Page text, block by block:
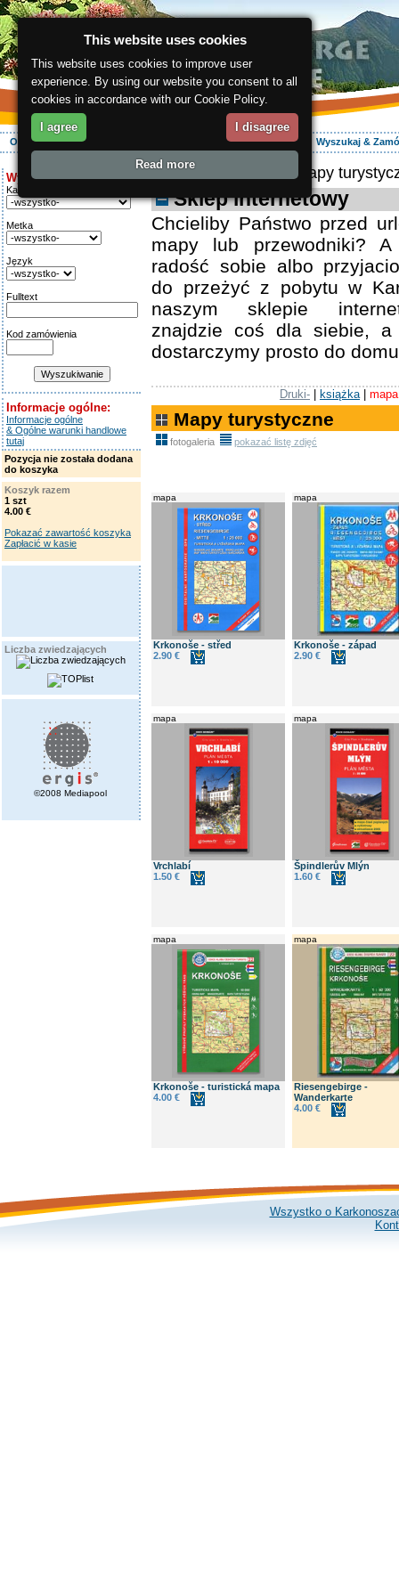
O regionie Aktywnie Zakwaterowanie Wyszukaj &
Wyszukiwanie:
Kategoria
Metka
Język
Fulltext
Kod zamówienia
Informacje ogólne:
Informacje ogólne
& Ogólne warunki handlowe
tutaj
Pozycja nie została dodana
do koszyka
Koszyk razem
1 szt
4.00 €
Pokazać zawartość koszyka
Zapłacić w kasie
Liczba zwiedzających
©2008 Mediapool
ergis.cz > Mapy
Sklep internetowy
Chcieliby Państwo przed
mapy lub przewodniki?
radość sobie albo
do przeżyć z pobytu w
naszym sklepie
znajdzie coś dla siebie, a
dostarczymy prosto do
Druki- książka| mapa
Mapy turystyczne
fotogaleria pokazać listę zdjęć
mapa
Krkonoše - střed
2.90 €
mapa
Krkonoše - západ
2.90 €
mapa
Vrchlabí
1.50 €
mapa
Špindlerův Mlýn
1.60 €
mapa
Krkonoše - turistická mapa
4.00 €
mapa
Riesengebirge -
Wanderkarte
4.00 €
Wszystko o
This website uses cookies
This website uses cookies to improve user
experience. By using our website you consent to all
cookies in accordance with our Cookie Policy.
I agree I disagree
Read more